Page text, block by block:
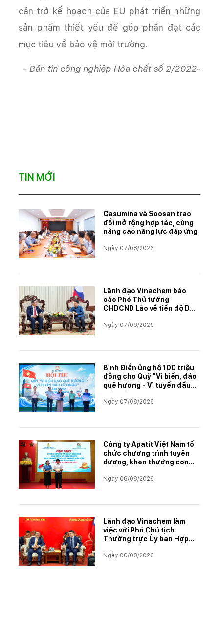
cản trở kế hoạch của EU phát triển những
sản phẩm thiết yếu để góp phần đạt các
mục tiêu về bảo vệ môi trường.
- Bản tin công nghiệp Hóa chất số 2/2022-
TIN MỚI
Casumina và Soosan trao
đổi mở rộng hợp tác, cùng
nâng cao năng lực đáp ứng
Ngày 07/08/2026
Lãnh đạo Vinachem báo
cáo Phó Thủ tướng
CHDCND Lào về tiến độ Dự
muối mỏ Kali
Ngày 07/08/2026
Bình Điền ủng hộ 100 triệu
đồng cho Quỹ "Vì biển, đảo
quê hương - Vì tuyến đầu
Ngày 07/08/2026
Công ty Apatit Việt Nam tổ
chức chương trình tuyên
dương, khen thưởng con
học tập xuất sắc năm học
Ngày 06/08/2026
Lãnh đạo Vinachem làm
việc với Phó Chủ tịch
Thường trực Ủy ban Hợp
đẩy triển khai Dự án Kali
Ngày 06/08/2026